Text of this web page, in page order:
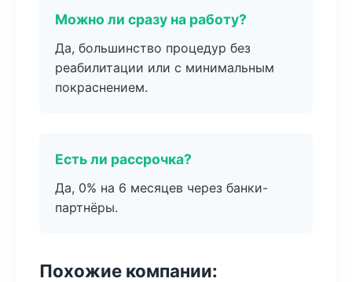
Можно ли сразу на работу?
Да, большинство процедур без
реабилитации или с минимальным
покраснением.
Есть ли рассрочка?
Да, 0% на 6 месяцев через банки-
партнёры.
Похожие компании: